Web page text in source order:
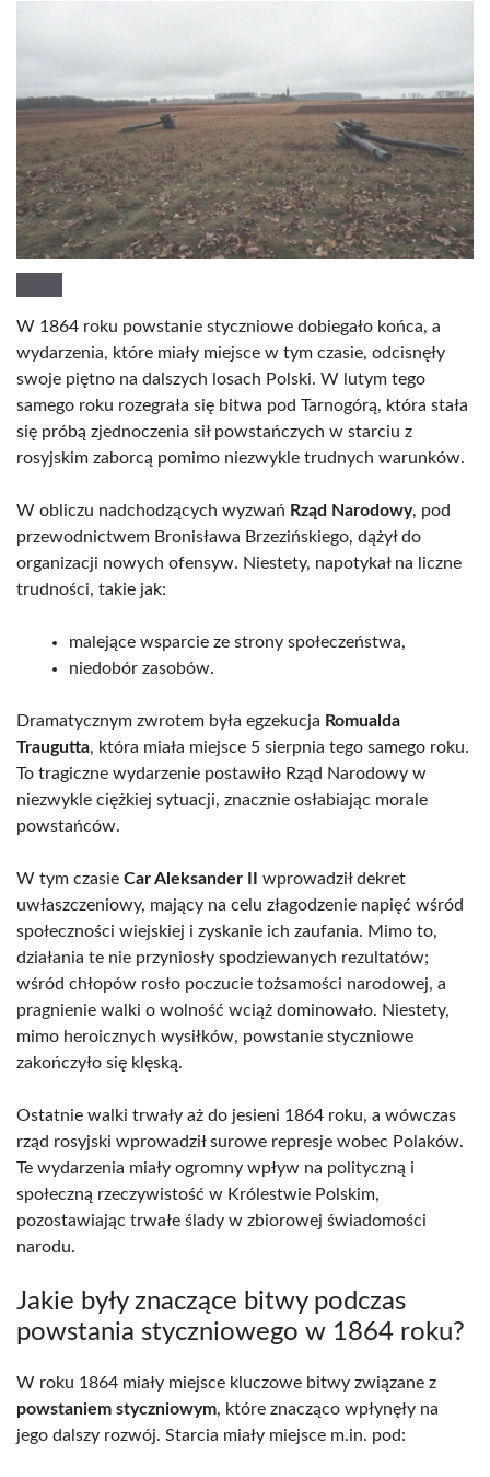
W 1864 roku powstanie styczniowe dobiegało końca, a
wydarzenia, które miały miejsce w tym czasie, odcisnęły
swoje piętno na dalszych losach Polski. W lutym tego
samego roku rozegrała się bitwa pod Tarnogórą, która stała
się próbą zjednoczenia sił powstańczych w starciu z
rosyjskim zaborcą pomimo niezwykle trudnych warunków.
W obliczu nadchodzących wyzwań Rząd Narodowy, pod
przewodnictwem Bronisława Brzezińskiego, dążył do
organizacji nowych ofensyw. Niestety, napotykał na liczne
trudności, takie jak:
malejące wsparcie ze strony społeczeństwa,
niedobór zasobów.
Dramatycznym zwrotem była egzekucja Romualda
Traugutta, która miała miejsce 5 sierpnia tego samego roku.
To tragiczne wydarzenie postawiło Rząd Narodowy w
niezwykle ciężkiej sytuacji, znacznie osłabiając morale
powstańców.
W tym czasie Car Aleksander II
wprowadził dekret
uwłaszczeniowy, mający na celu złagodzenie napięć wśród
społeczności wiejskiej i zyskanie ich zaufania. Mimo to,
działania te nie przyniosły spodziewanych rezultatów;
wśród chłopów rosło poczucie tożsamości narodowej, a
pragnienie walki o wolność wciąż dominowało. Niestety,
mimo heroicznych wysiłków, powstanie styczniowe
zakończyło się klęską.
Ostatnie walki trwały aż do jesieni 1864 roku, a wówczas
rząd rosyjski wprowadził surowe represje wobec Polaków.
Te wydarzenia miały ogromny wpływ na polityczną i
społeczną rzeczywistość w Królestwie Polskim,
pozostawiając trwałe ślady w zbiorowej świadomości
narodu.
Jakie były znaczące bitwy podczas
powstania styczniowego w 1864 roku?
W roku 1864 miały miejsce kluczowe bitwy związane z
powstaniem styczniowym, które znacząco wpłynęły na
jego dalszy rozwój. Starcia miały miejsce m.in. pod: